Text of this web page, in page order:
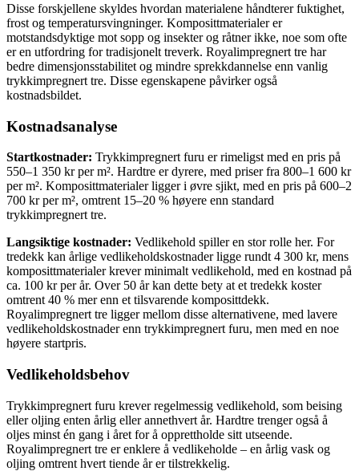
Disse forskjellene skyldes hvordan materialene håndterer fuktighet,
frost og temperatursvingninger. Komposittmaterialer er
motstandsdyktige mot sopp og insekter og råtner ikke, noe som ofte
er en utfordring for tradisjonelt treverk. Royalimpregnert tre har
bedre dimensjonsstabilitet og mindre sprekkdannelse enn vanlig
trykkimpregnert tre. Disse egenskapene påvirker også
kostnadsbildet.
Kostnadsanalyse
Startkostnader: Trykkimpregnert furu er rimeligst med en pris på
550–1 350 kr per m². Hardtre er dyrere, med priser fra 800–1 600 kr
per m². Komposittmaterialer ligger i øvre sjikt, med en pris på 600–2
700 kr per m², omtrent 15–20 % høyere enn standard
trykkimpregnert tre.
Langsiktige kostnader: Vedlikehold spiller en stor rolle her. For
tredekk kan årlige vedlikeholdskostnader ligge rundt 4 300 kr, mens
komposittmaterialer krever minimalt vedlikehold, med en kostnad på
ca. 100 kr per år. Over 50 år kan dette bety at et tredekk koster
omtrent 40 % mer enn et tilsvarende komposittdekk.
Royalimpregnert tre ligger mellom disse alternativene, med lavere
vedlikeholdskostnader enn trykkimpregnert furu, men med en noe
høyere startpris.
Vedlikeholdsbehov
Trykkimpregnert furu krever regelmessig vedlikehold, som beising
eller oljing enten årlig eller annethvert år. Hardtre trenger også å
oljes minst én gang i året for å opprettholde sitt utseende.
Royalimpregnert tre er enklere å vedlikeholde – en årlig vask og
oljing omtrent hvert tiende år er tilstrekkelig.